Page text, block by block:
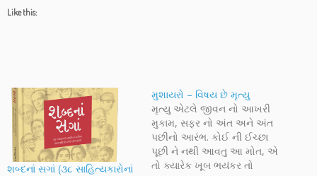
Like this:
શબ્દનાં સગાં (૩૮ સાહિત્યકારોનાં
મુશાયરો – વિષય છે મૃત્યુ
મૃત્યુ એટલે જીવન નો આખરી
મુકામ, સફર નો અંત અને અંત
પછીનો આરંભ. કોઈ ની ઈચ્છા
પૂછી ને નથી આવતુ આ મોત, એ
તો ક્યારેક ખૂબ ભયંકર તો